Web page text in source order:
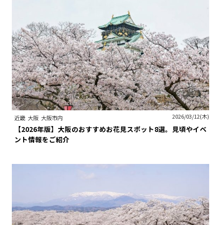
近畿 大阪 大阪市内 2026/03/12(木)
【2026年版】大阪のおすすめお花見スポット8選。見頃やイベ
ント情報をご紹介